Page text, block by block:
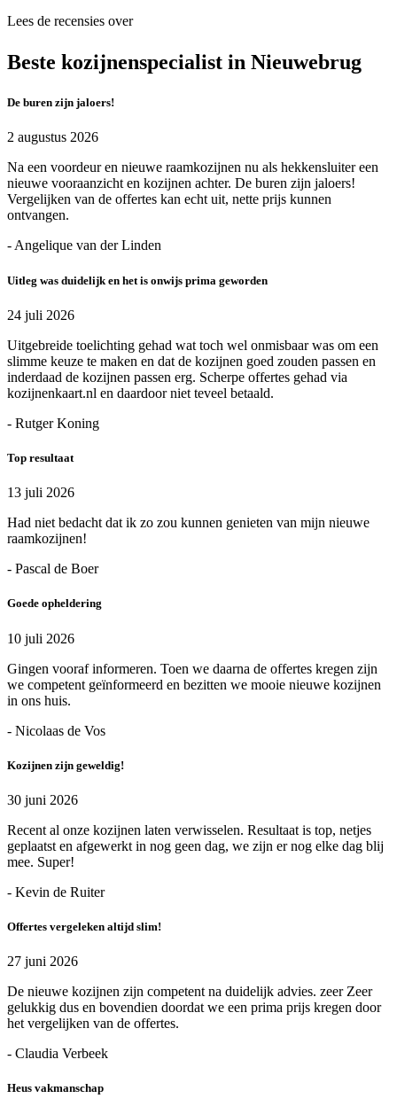
Lees de recensies over
Beste kozijnenspecialist in Nieuwebrug
De buren zijn jaloers!
2 augustus 2026
Na een voordeur en nieuwe raamkozijnen nu als hekkensluiter een
nieuwe vooraanzicht en kozijnen achter. De buren zijn jaloers!
Vergelijken van de offertes kan echt uit, nette prijs kunnen
ontvangen.
- Angelique van der Linden
Uitleg was duidelijk en het is onwijs prima geworden
24 juli 2026
Uitgebreide toelichting gehad wat toch wel onmisbaar was om een
slimme keuze te maken en dat de kozijnen goed zouden passen en
inderdaad de kozijnen passen erg. Scherpe offertes gehad via
kozijnenkaart.nl en daardoor niet teveel betaald.
- Rutger Koning
Top resultaat
13 juli 2026
Had niet bedacht dat ik zo zou kunnen genieten van mijn nieuwe
raamkozijnen!
- Pascal de Boer
Goede opheldering
10 juli 2026
Gingen vooraf informeren. Toen we daarna de offertes kregen zijn
we competent geïnformeerd en bezitten we mooie nieuwe kozijnen
in ons huis.
- Nicolaas de Vos
Kozijnen zijn geweldig!
30 juni 2026
Recent al onze kozijnen laten verwisselen. Resultaat is top, netjes
geplaatst en afgewerkt in nog geen dag, we zijn er nog elke dag blij
mee. Super!
- Kevin de Ruiter
Offertes vergeleken altijd slim!
27 juni 2026
De nieuwe kozijnen zijn competent na duidelijk advies. zeer Zeer
gelukkig dus en bovendien doordat we een prima prijs kregen door
het vergelijken van de offertes.
- Claudia Verbeek
Heus vakmanschap